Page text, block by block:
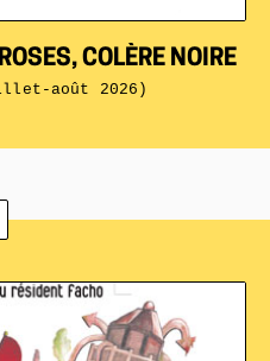
COLÈRE NOIRE
août 2026)